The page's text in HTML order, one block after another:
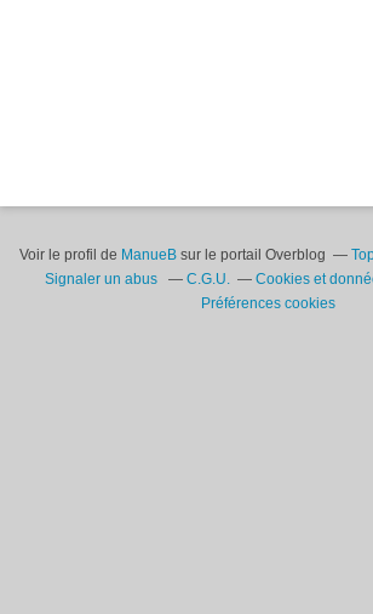
Voir le profil de ManueBsur le portail Overblog
Signaler un abus
C.G.U.
Cookies et
Préférences cookies